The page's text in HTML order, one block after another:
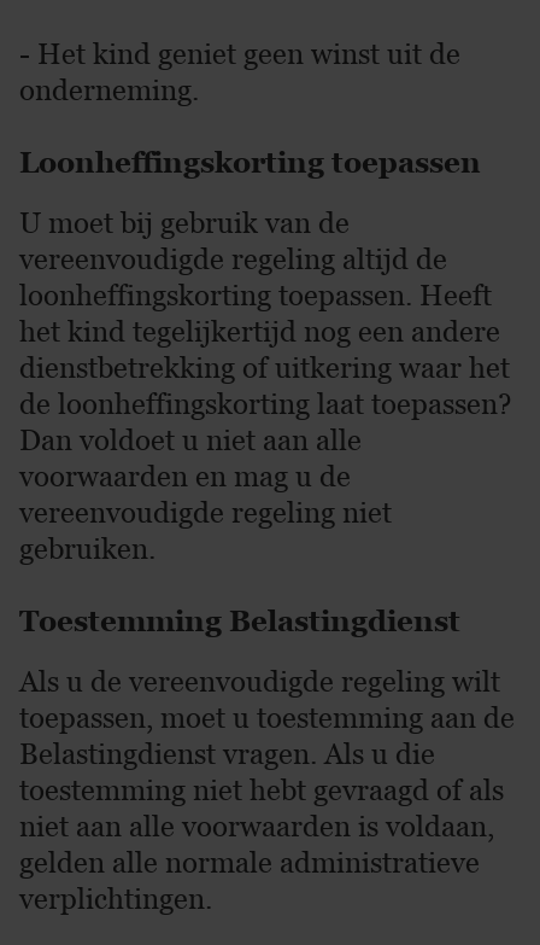
- Het kind geniet geen winst uit de
onderneming.
Loonheffingskorting toepassen
U moet bij gebruik van de
vereenvoudigde regeling altijd de
loonheffingskorting toepassen. Heeft
het kind tegelijkertijd nog een andere
dienstbetrekking of uitkering waar het
de loonheffingskorting laat toepassen?
Dan voldoet u niet aan alle
voorwaarden en mag u de
vereenvoudigde regeling niet
gebruiken.
Toestemming Belastingdienst
Als u de vereenvoudigde regeling wilt
toepassen, moet u toestemming aan de
Belastingdienst vragen. Als u die
toestemming niet hebt gevraagd of als
niet aan alle voorwaarden is voldaan,
gelden alle normale administratieve
verplichtingen.